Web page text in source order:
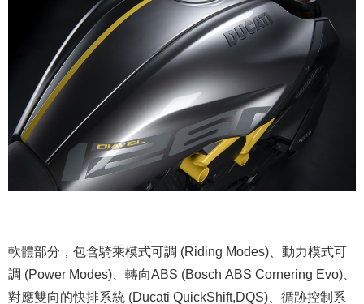
軟體部分，包含騎乘模式可調 (Riding Modes)、動力模式可
調 (Power Modes)、轉向ABS (Bosch ABS Cornering Evo)、
對應雙向的快排系統 (Ducati QuickShift,DQS)、循跡控制系